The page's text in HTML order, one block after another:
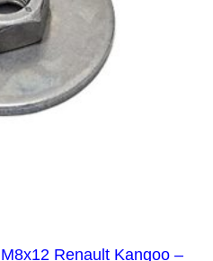
Renault Kangoo –